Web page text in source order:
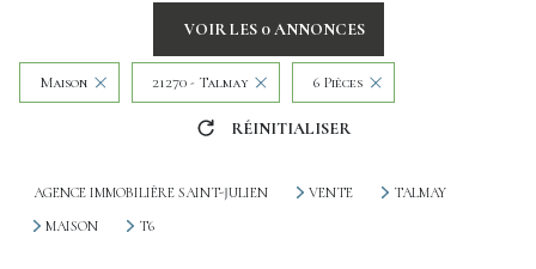
VOIR LES 0ANNONCES
Maison 21270 - Talmay 6 Pièces
RÉINITIALISER
AGENCE IMMOBILIÈRE SAINT-JULIEN VENTE
TALMAY
MAISON
T6